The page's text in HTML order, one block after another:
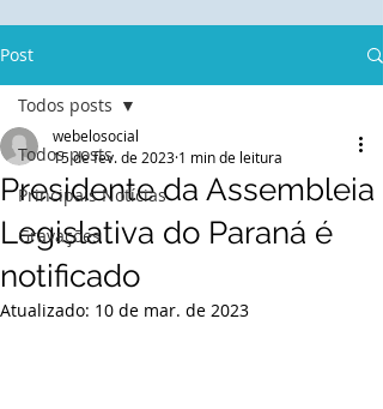
Post
Todos posts
Principais Notícias
Gravações
Todos posts
Presidente da Assembleia
Legislativa do Paraná é
notificado
webelosocial
15 de fev. de 2023 1 min de leitura
Atualizado: 10 de mar. de 2023